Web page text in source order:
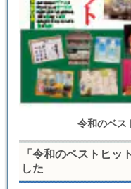
令和のベス
「令和のベストヒッ
した